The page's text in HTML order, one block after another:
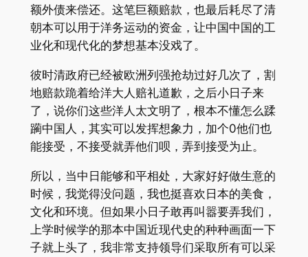
额外债来偿还。这笔巨额赔款，也最后耗尽了清
朝本可以用于洋务运动的资金，让中国中国的工
业化和现代化的梦想基本没戏了。
彼时清政府已经被欧洲列强抢劫过好几次了，割
地赔款跪着给洋大人赔礼道歉，之后小日子来
了，说你们这些洋人太文明了，根本不懂怎么蹂
躏中国人，其实可以发挥想象力，加个0他们也
能接受，不接受就弄他们呗，弄到接受为止。
所以，当中日能够和平相处，大家好好做生意的
时候，我觉得没问题，我也挺喜欢日本的美食，
文化和环境。但如果小日子敢再叫嚣要弄我们，
上学时候学的那本中国近现代史的种种画面一下
子就上头了，我非常支持领导们采取所有可以采